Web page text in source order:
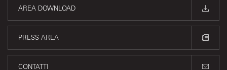
AREA DOWNLOAD
PRESS AREA
CONTATTI